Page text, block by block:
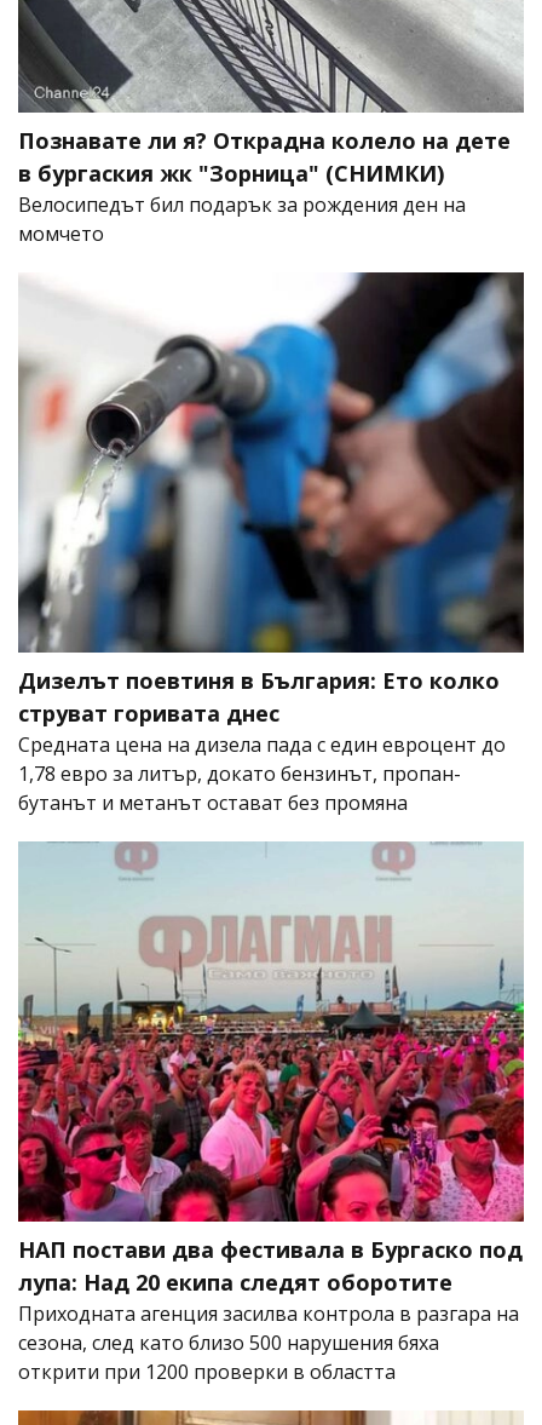
Познавате ли я? Открадна колело на дете
в бургаския жк "Зорница" (СНИМКИ)
Велосипедът бил подарък за рождения ден на
момчето
Дизелът поевтиня в България: Ето колко
струват горивата днес
Средната цена на дизела пада с един евроцент до
1,78 евро за литър, докато бензинът, пропан-
бутанът и метанът остават без промяна
НАП постави два фестивала в Бургаско под
лупа: Над 20 екипа следят оборотите
Приходната агенция засилва контрола в разгара на
сезона, след като близо 500 нарушения бяха
открити при 1200 проверки в областта